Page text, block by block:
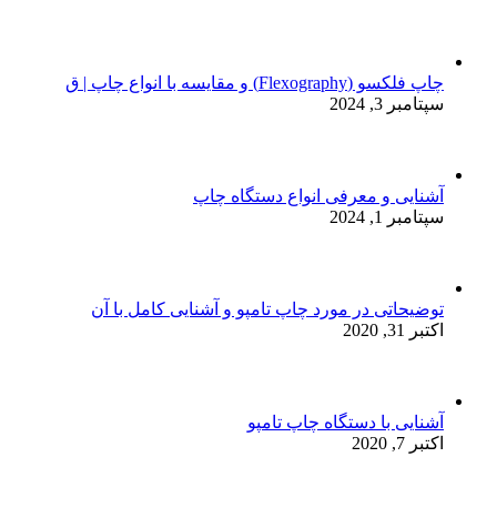
چاپ فلکسو (Flexography) و مقایسه با انواع چاپ | ق
سپتامبر 3, 2024
آشنایی و معرفی انواع دستگاه چاپ
سپتامبر 1, 2024
توضیحاتی در مورد چاپ تامپو و آشنایی کامل با آن
اکتبر 31, 2020
آشنایی با دستگاه چاپ تامپو
اکتبر 7, 2020